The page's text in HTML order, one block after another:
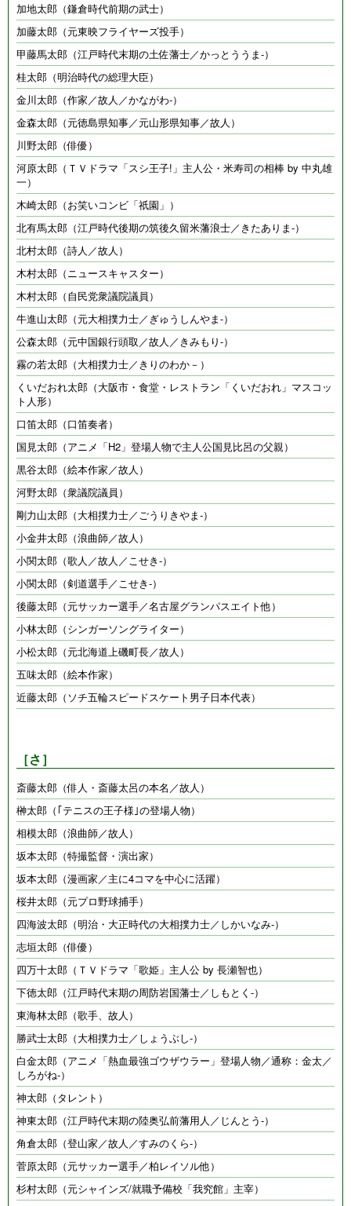
加地太郎（鎌倉時代前期の武士）
加藤太郎（元東映フライヤーズ投手）
甲藤馬太郎（江戸時代末期の土佐藩士／かっとううま-）
桂太郎（明治時代の総理大臣）
金川太郎（作家／故人／かながわ-）
金森太郎（元徳島県知事／元山形県知事／故人）
川野太郎（俳優）
河原太郎（ＴＶドラマ「スシ王子!」主人公・米寿司の相棒 by 中丸雄
一）
木崎太郎（お笑いコンビ「祇園」）
北有馬太郎（江戸時代後期の筑後久留米藩浪士／きたありま-）
北村太郎（詩人／故人）
木村太郎（ニュースキャスター）
木村太郎（自民党衆議院議員）
牛進山太郎（元大相撲力士／ぎゅうしんやま-）
公森太郎（元中国銀行頭取／故人／きみもり-）
霧の若太郎（大相撲力士／きりのわか－）
くいだおれ太郎（大阪市・食堂・レストラン「くいだおれ」マスコッ
ト人形）
口笛太郎（口笛奏者）
国見太郎（アニメ「H2」登場人物で主人公国見比呂の父親）
黒谷太郎（絵本作家／故人）
河野太郎（衆議院議員）
剛力山太郎（大相撲力士／ごうりきやま-）
小金井太郎（浪曲師／故人）
小関太郎（歌人／故人／こせき-）
小関太郎（剣道選手／こせき-）
後藤太郎（元サッカー選手／名古屋グランパスエイト他）
小林太郎（シンガーソングライター）
小松太郎（元北海道上磯町長／故人）
五味太郎（絵本作家）
近藤太郎（ソチ五輪スピードスケート男子日本代表）
［さ］
斎藤太郎（俳人・斎藤太呂の本名／故人）
榊太郎（｢テニスの王子様｣の登場人物）
相模太郎（浪曲師／故人）
坂本太郎（特撮監督・演出家）
坂本太郎（漫画家／主に4コマを中心に活躍）
桜井太郎（元プロ野球捕手）
四海波太郎（明治・大正時代の大相撲力士／しかいなみ-）
志垣太郎（俳優）
四万十太郎（ＴＶドラマ「歌姫」主人公 by 長瀬智也）
下徳太郎（江戸時代末期の周防岩国藩士／しもとく-）
東海林太郎（歌手、故人）
勝武士太郎（大相撲力士／しょうぶし-）
白金太郎（アニメ「熱血最強ゴウザウラー」登場人物／通称：金太／
しろがね-）
神太郎（タレント）
神東太郎（江戸時代末期の陸奥弘前藩用人／じんとう-）
角倉太郎（登山家／故人／すみのくら-）
菅原太郎（元サッカー選手／柏レイソル他）
杉村太郎（元シャインズ/就職予備校「我究館」主宰）